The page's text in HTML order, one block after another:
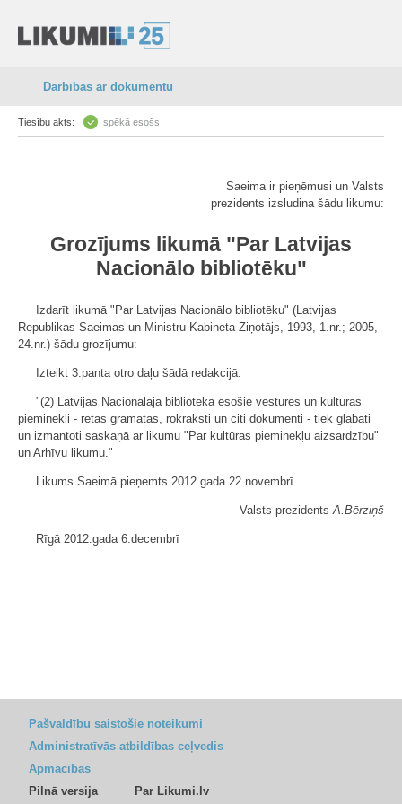
Darbības ar dokumentu
Tiesību akts: spēkā esošs
Saeima ir pieņēmusi un Valsts
prezidents izsludina šādu likumu:
Grozījums likumā "Par Latvijas
Nacionālo bibliotēku"
Izdarīt likumā "Par Latvijas Nacionālo bibliotēku" (Latvijas
Republikas Saeimas un Ministru Kabineta Ziņotājs, 1993, 1.nr.; 2005,
24.nr.) šādu grozījumu:
Izteikt 3.panta otro daļu šādā redakcijā:
"(2) Latvijas Nacionālajā bibliotēkā esošie vēstures un kultūras
pieminekļi - retās grāmatas, rokraksti un citi dokumenti - tiek glabāti
un izmantoti saskaņā ar likumu "Par kultūras pieminekļu aizsardzību"
un Arhīvu likumu."
Likums Saeimā pieņemts 2012.gada 22.novembrī.
Valsts prezidentsA.Bērziņš
Rīgā 2012.gada 6.decembrī
Pašvaldību saistošie noteikumi
Administratīvās atbildības ceļvedis
Apmācības
Pilnā versija
Par Likumi.lv